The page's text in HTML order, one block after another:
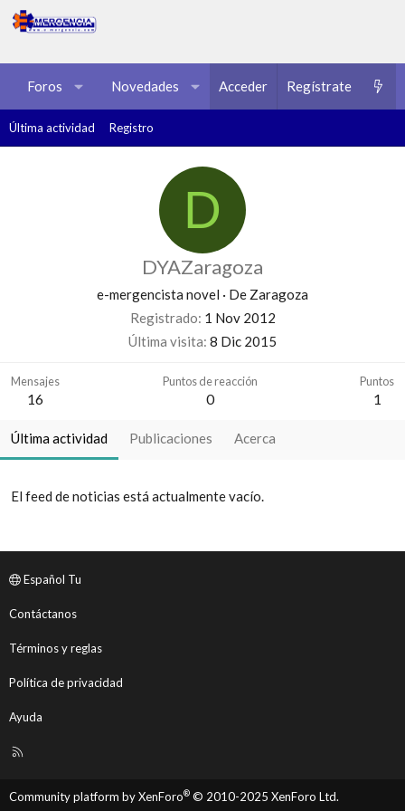
Foros Novedades Multimedia Recursos
Acceder Regístrate
Última actividad Registro
D
DYAZaragoza
e-mergencista novel · De Zaragoza
Registrado 1 Nov 2012
Última visita 8 Dic 2015
Mensajes
16
Puntos de reacción
0
Puntos
1
Última actividad Publicaciones Acerca
El feed de noticias está actualmente vacío.
Español Tu
Contáctanos
Términos y reglas
Política de privacidad
Ayuda
R
Community platform by XenForo® © 2010-2025 XenForo Ltd.